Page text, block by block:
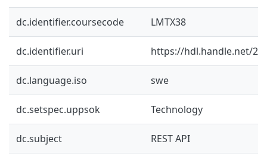
dc.identifier.coursecode LMTX38
dc.identifier.uri https://hdl.handle.net/
dc.language.iso swe
dc.setspec.uppsok Technology
dc.subject REST API